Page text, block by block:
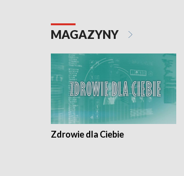
MAGAZYNY
Zdrowie dla Ciebie